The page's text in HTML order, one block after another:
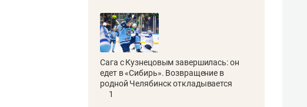
Сага с Кузнецовым завершилась: он
едет в «Сибирь». Возвращение в
родной Челябинск откладывается
1